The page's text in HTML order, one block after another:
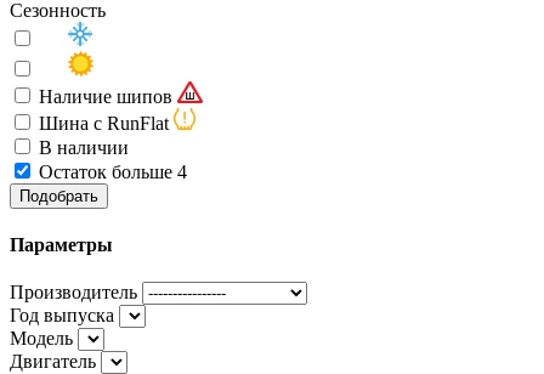
Сезонность
Наличие шипов
Шина с RunFlat
В наличии
Остаток больше 4
Подобрать
Параметры
Производитель
Год выпуска
Модель
Двигатель